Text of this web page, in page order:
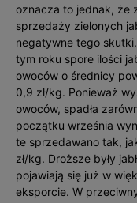
oznacza to jednak, że
sprzedaży zielonych
negatywne tego
tym roku spore ilości
owoców o średnicy
0,9 zł/kg. Ponieważ
owoców, spadła
początku września
te sprzedawano tak,
zł/kg. Droższe były
pojawiają się już w
eksporcie. W